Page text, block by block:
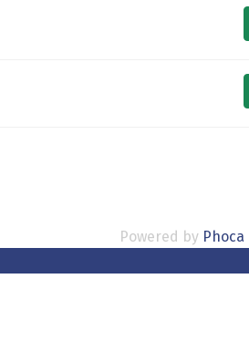
Powered by Phoca